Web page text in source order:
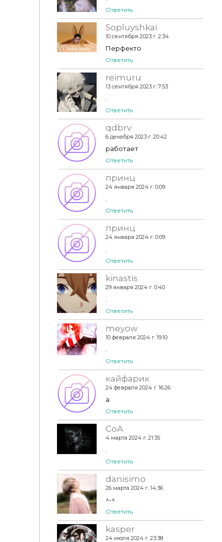
Ответить
Sopluyshkai
10 сентября 2023 г. 2:34
Перфекто
Ответить
reimuru
13 сентября 2023 г. 7:53
Ответить
qdbrv
6 декабря 2023 г. 20:42
работает
Ответить
принц
24 января 2024 г. 0:09
Ответить
принц
24 января 2024 г. 0:09
Ответить
kinastis
29 января 2024 г. 0:40
Ответить
meyow
10 февраля 2024 г. 19:10
Ответить
кайфарик
24 февраля 2024 г. 16:26
a
Ответить
CoA
4 марта 2024 г. 21:35
Ответить
danisimo
26 марта 2024 г. 14:36
^-^
Ответить
kasper
24 июля 2024 г. 23:38